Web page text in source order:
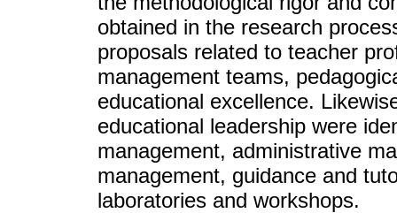
obtained in the research
proposals related to teacher
management teams,
educational excellence.
educational leadership were
management, administrative
management, guidance and
laboratories and workshops.